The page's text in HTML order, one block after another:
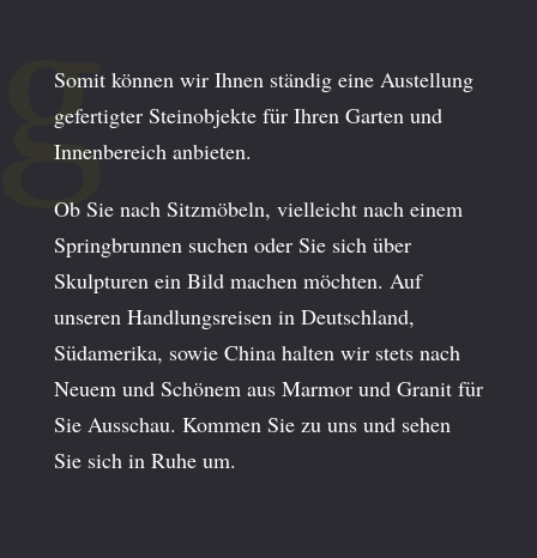
Somit können wir Ihnen ständig eine Austellung
gefertigter Steinobjekte für Ihren Garten und
Innenbereich anbieten.
Ob Sie nach Sitzmöbeln, vielleicht nach einem
Springbrunnen suchen oder Sie sich über
Skulpturen ein Bild machen möchten. Auf
unseren Handlungsreisen in Deutschland,
Südamerika, sowie China halten wir stets nach
Neuem und Schönem aus Marmor und Granit für
Sie Ausschau. Kommen Sie zu uns und sehen
Sie sich in Ruhe um.